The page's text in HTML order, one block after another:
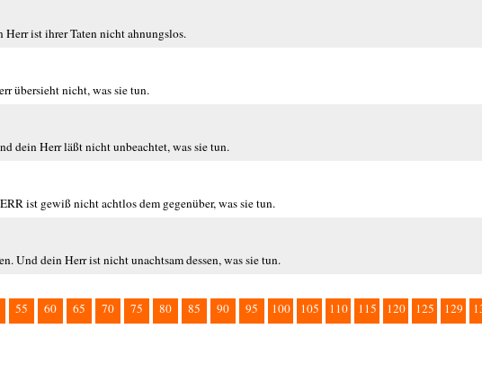
Herr ist ihrer Taten nicht ahnungslos.
übersieht nicht, was sie tun.
dein Herr läßt nicht unbeachtet, was sie tun.
ist gewiß nicht achtlos dem gegenüber, was sie tun.
Und dein Herr ist nicht unachtsam dessen, was sie tun.
55 60 65 70 75 80 85 90 95 100 105 110 115 120 125 129